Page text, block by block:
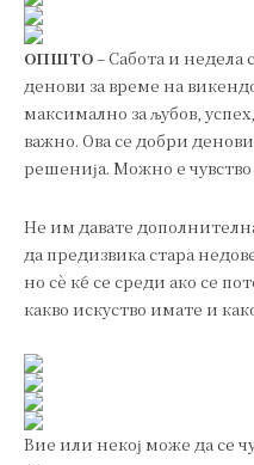
ОПШТО– Сабота и
денови за време на
максимално за љубов,
важно. Ова се добри
решенија. Можно е чувство
Не им давате
да предизвика стара
но сè ќе се среди ако се
какво искуство имате и
Вие или некој може да се